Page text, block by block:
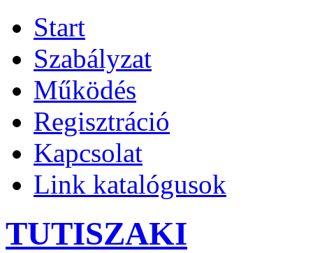
Start
Szabályzat
Működés
Regisztráció
Kapcsolat
Link katalógusok
TUTISZAKI